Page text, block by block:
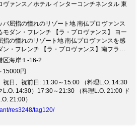
介料理】オマール海老 シェフのイ
ピレーション 【肉料理】阿蘇あか
ース肉 黒トリュフソース 【デザ
】季節のグラン・デセール 【コー
たは紅茶】 ※利用時間はご予約
より3時間となります ※室料無料(3
)。プロジェクター、スクリーンも
で使用可能 ※8歳未満のお子様は個
ヴァンス／ホテル インターコンチネンタル 東
パ屈指の憧れのリゾート地 南仏プロヴァンス
モダン・フレンチ 【ラ・プロヴァンス】 ヨー
指の憧れのリゾート地 南仏プロヴァンスを感
ン・フレンチ 【ラ・プロヴァンス】南フラン
的な料理を現代風にアレンジした “モダン・フ
美味しい」をコンセプトに、 食材にこだわり
も楽しいお料理をご堪能頂けます。 大切なビ
ーンや人生の節目にふさわしい個室を備えてお
女子会、記念日やお誕生日のお祝い、プロポ
にもご利用ください。 【ゆりかもめ 竹芝駅 徒
区海岸１-16-2
15000円
祝日、祝前日: 11:30～15:00 （料理L.O. 14:30
L.O. 14:30）17:30～21:30 （料理L.O. 21:00 ド
21:00）
res3248/tag120/